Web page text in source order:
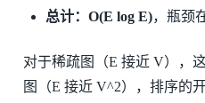
总计：O(E log E)，瓶颈
对于稀疏图（E 接近 V），
图（E 接近 V^2），排序的